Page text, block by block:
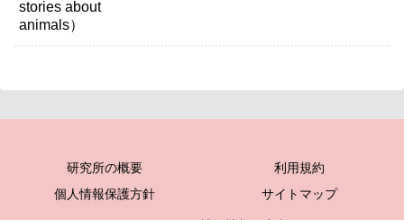
研究所の概要
利用規約
個人情報保護方針
サイトマップ